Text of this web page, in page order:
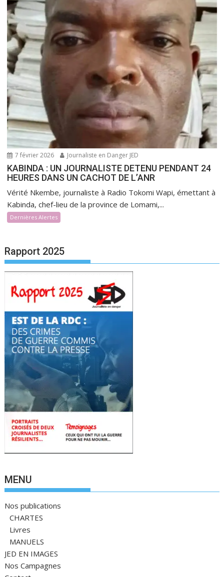
7 février 2026 Journaliste en Danger JED
KABINDA : UN JOURNALISTE DETENU PENDANT 24
HEURES DANS UN CACHOT DE L’ANR
Vérité Nkembe, journaliste à Radio Tokomi Wapi, émettant à
Kabinda, chef-lieu de la province de Lomami,...
Dernières Alertes
Rapport 2025
MENU
Nos publications
CHARTES
Livres
MANUELS
JED EN IMAGES
Nos Campagnes